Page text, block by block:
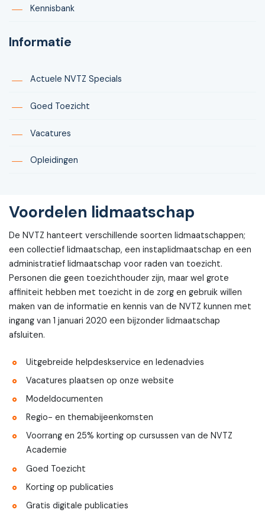
Kennisbank
Informatie
Actuele NVTZ Specials
Goed Toezicht
Vacatures
Opleidingen
Voordelen lidmaatschap
De NVTZ hanteert verschillende soorten lidmaatschappen;
een collectief lidmaatschap, een instaplidmaatschap en een
administratief lidmaatschap voor raden van toezicht.
Personen die geen toezichthouder zijn, maar wel grote
affiniteit hebben met toezicht in de zorg en gebruik willen
maken van de informatie en kennis van de NVTZ kunnen met
ingang van 1 januari 2020 een bijzonder lidmaatschap
afsluiten.
Uitgebreide helpdeskservice en ledenadvies
Vacatures plaatsen op onze website
Modeldocumenten
Regio- en themabijeenkomsten
Voorrang en 25% korting op cursussen van de NVTZ
Academie
Goed Toezicht
Korting op publicaties
Gratis digitale publicaties